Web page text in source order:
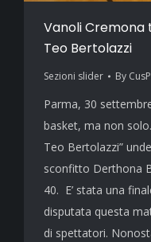
Vanoli Cremona
Teo Bertolazzi
Sezioni slider By
Parma, 30
basket, ma non
Teo Bertolazzi”
sconfitto Derthona
40. E’ stata una
disputata questa
di spettatori.